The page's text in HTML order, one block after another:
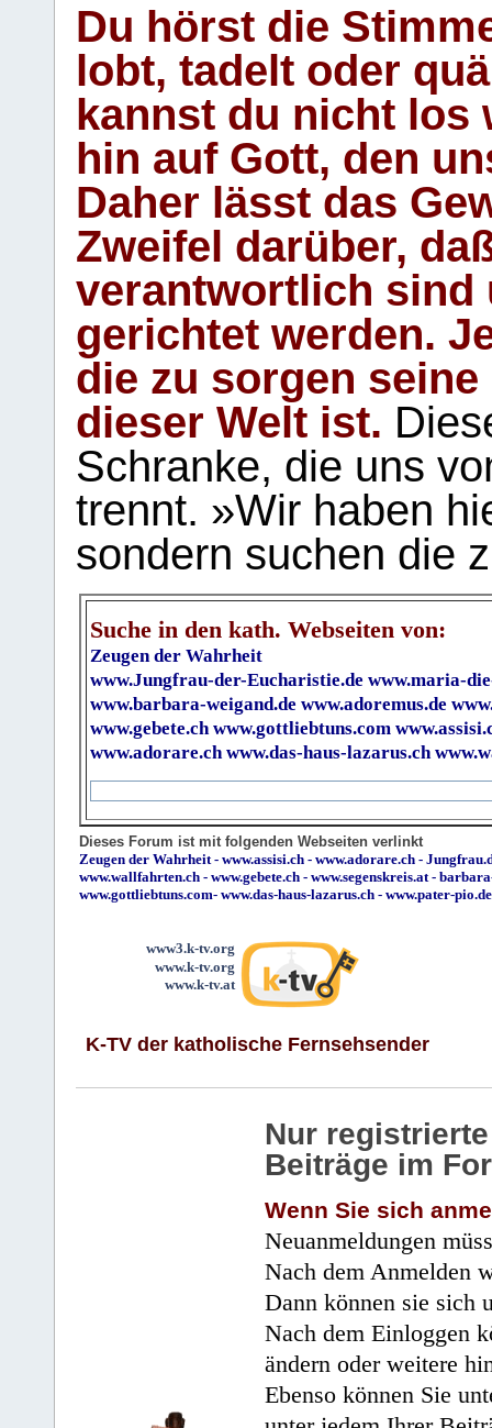
Du hörst die
lobt, tadelt oder
kannst du nicht los
hin auf Gott, den
Daher lässt das
Zweifel darüber,
verantwortlich sind
gerichtet werden.
die zu sorgen
dieser Welt ist.
Schranke, die uns
trennt. »Wir haben
sondern suchen die
Suche in den kath. Webseiten von:
Zeugen der Wahrheit
www.Jungfrau-der-Eucharistie.de www.maria-
www.barbara-weigand.de www.adoremus.de
www.gebete.ch www.gottliebtuns.com
www.adorare.ch www.das-haus-lazarus.ch
Dieses Forum ist mit folgenden Webseiten verlinkt
Zeugen der Wahrheit - www.assisi.ch - www.adorare.ch -
www.wallfahrten.ch - www.gebete.ch - www.segenskreis.at -
www.gottliebtuns.com- www.das-haus-lazarus.ch - www.pater-pio.de
www3.k-tv.org
www.k-tv.org
www.k-tv.at
K-TV der katholische Fernsehsender
Nur
Beiträge im
Wenn Sie sich
Neuanmeldungen
Nach dem Anmelden
Dann können sie sich
Nach dem Einloggen
ändern oder weitere
Ebenso können Sie